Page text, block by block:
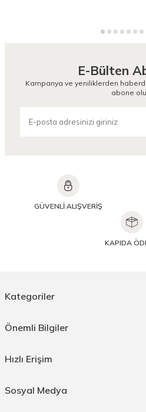
E-Bülten
Kampanya ve yeniliklerden
abone
GÜVENLİ ALIŞVERİŞ
KAPIDA
Sosyal Medya
Kategoriler
Önemli Bilgiler
Hızlı Erişim